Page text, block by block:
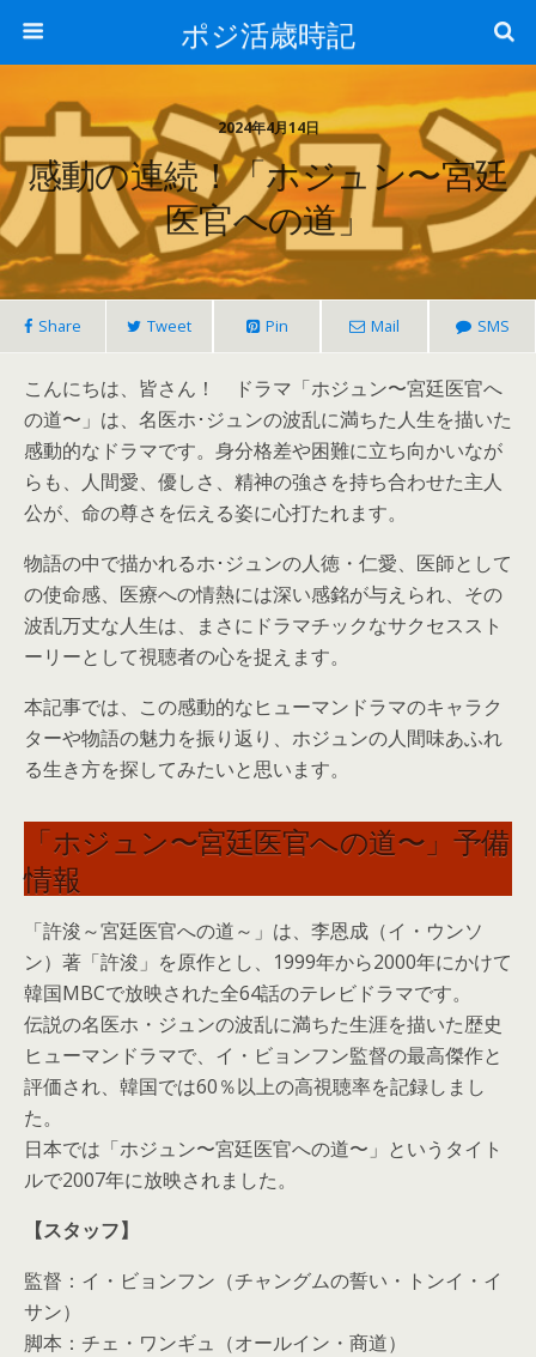
ポジ活歳時記
2024年4月14日
感動の連続！「ホジュン〜宮廷
医官への道」
Share Tweet Pin Mail SMS
こんにちは、皆さん！ ドラマ「ホジュン〜宮廷医官へ
の道〜」は、名医ホ･ジュンの波乱に満ちた人生を描いた
感動的なドラマです。身分格差や困難に立ち向かいなが
らも、人間愛、優しさ、精神の強さを持ち合わせた主人
公が、命の尊さを伝える姿に心打たれます。
物語の中で描かれるホ･ジュンの人徳・仁愛、医師として
の使命感、医療への情熱には深い感銘が与えられ、その
波乱万丈な人生は、まさにドラマチックなサクセススト
ーリーとして視聴者の心を捉えます。
本記事では、この感動的なヒューマンドラマのキャラク
ターや物語の魅力を振り返り、ホジュンの人間味あふれ
る生き方を探してみたいと思います。
「ホジュン〜宮廷医官への道〜」予備
情報
「許浚～宮廷医官への道～」は、李恩成（イ・ウンソ
ン）著「許浚」を原作とし、1999年から2000年にかけて
韓国MBCで放映された全64話のテレビドラマです。
伝説の名医ホ・ジュンの波乱に満ちた生涯を描いた歴史
ヒューマンドラマで、イ・ビョンフン監督の最高傑作と
評価され、韓国では60％以上の高視聴率を記録しまし
た。
日本では「ホジュン〜宮廷医官への道〜」というタイト
ルで2007年に放映されました。
【スタッフ】
監督：イ・ビョンフン（チャングムの誓い・トンイ・イ
サン）
脚本：チェ・ワンギュ（オールイン・商道）